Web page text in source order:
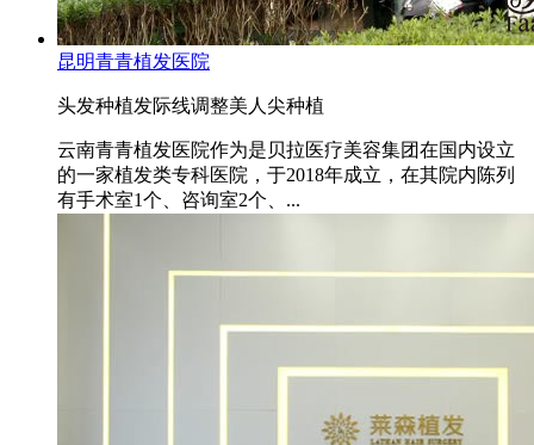
昆明青青植发医院
头发种植发际线调整美人尖种植
云南青青植发医院作为是贝拉医疗美容集团在国内设立
的一家植发类专科医院，于2018年成立，在其院内陈列
有手术室1个、咨询室2个、...